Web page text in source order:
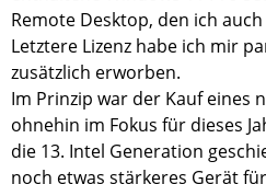
Remote Desktop, den ich
Letztere Lizenz habe ich mir
zusätzlich erworben.
Im Prinzip war der Kauf eines
ohnehin im Fokus für dieses
die 13. Intel Generation
noch etwas stärkeres Gerät